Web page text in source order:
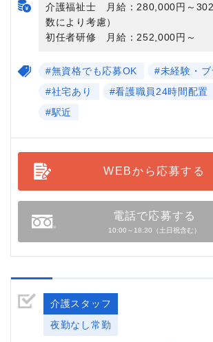
介護福祉士 月給：280,000円～
数により考慮）
初任者研修 月給：252,000円～
#無資格でも応募OK
#未経験・
#社宅あり
#看護職員24時間配置
#駅近
WEBから応募する
電話で応募する
10:00～18:30（土日祝含む）
介護スタッフ
夜勤なし常勤